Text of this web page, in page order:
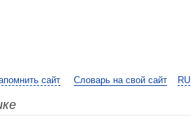
RU
сайт Словарь на свой сайт